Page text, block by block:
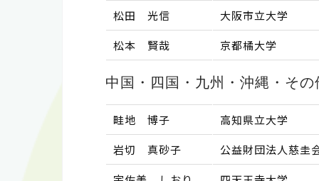
松田 光信
大阪市立大学
松本 賢哉
京都橘大学
中国・四国・九州・沖縄・そ
畦地 博子
高知県立大学
岩切 真砂子
公益財団法人慈圭